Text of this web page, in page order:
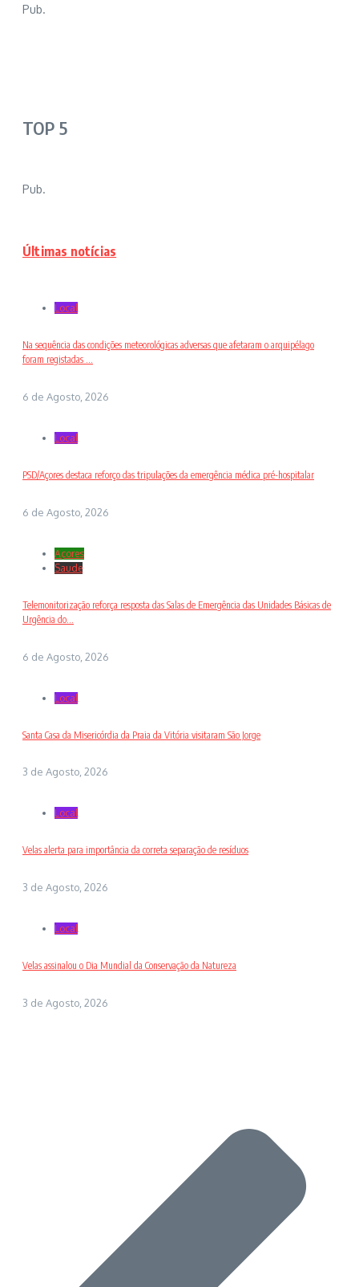
Pub.
TOP 5
Pub.
Últimas notícias
Local
Na sequência das condições meteorológicas adversas que afetaram o arquipélago
foram registadas ...
6 de Agosto, 2026
Local
PSD/Açores destaca reforço das tripulações da emergência médica pré-hospitalar
6 de Agosto, 2026
Açores
Saude
Telemonitorização reforça resposta das Salas de Emergência das Unidades Básicas de
Urgência do...
6 de Agosto, 2026
Local
Santa Casa da Misericórdia da Praia da Vitória visitaram São Jorge
3 de Agosto, 2026
Local
Velas alerta para importância da correta separação de resíduos
3 de Agosto, 2026
Local
Velas assinalou o Dia Mundial da Conservação da Natureza
3 de Agosto, 2026